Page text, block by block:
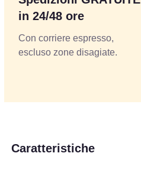
in 24/48 ore
Con corriere espresso,
escluso zone disagiate.
Caratteristiche